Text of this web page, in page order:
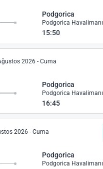
Podgorica
Podgorica Havalimanı
15:50
2026 - Cuma
Podgorica
Podgorica Havalimanı
16:45
2026 - Cuma
Podgorica
Podgorica Havalimanı